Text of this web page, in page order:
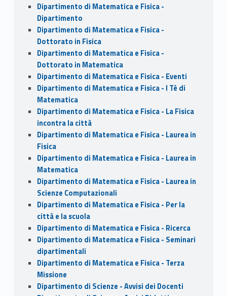
Dipartimento di Matematica e Fisica -
Dipartimento
Dipartimento di Matematica e Fisica -
Dottorato in Fisica
Dipartimento di Matematica e Fisica -
Dottorato in Matematica
Dipartimento di Matematica e Fisica - Eventi
Dipartimento di Matematica e Fisica - I Tè di
Matematica
Dipartimento di Matematica e Fisica - La Fisica
incontra la città
Dipartimento di Matematica e Fisica - Laurea in
Fisica
Dipartimento di Matematica e Fisica - Laurea in
Matematica
Dipartimento di Matematica e Fisica - Laurea in
Scienze Computazionali
Dipartimento di Matematica e Fisica - Per la
città e la scuola
Dipartimento di Matematica e Fisica - Ricerca
Dipartimento di Matematica e Fisica - Seminari
dipartimentali
Dipartimento di Matematica e Fisica - Terza
Missione
Dipartimento di Scienze - Avvisi dei Docenti